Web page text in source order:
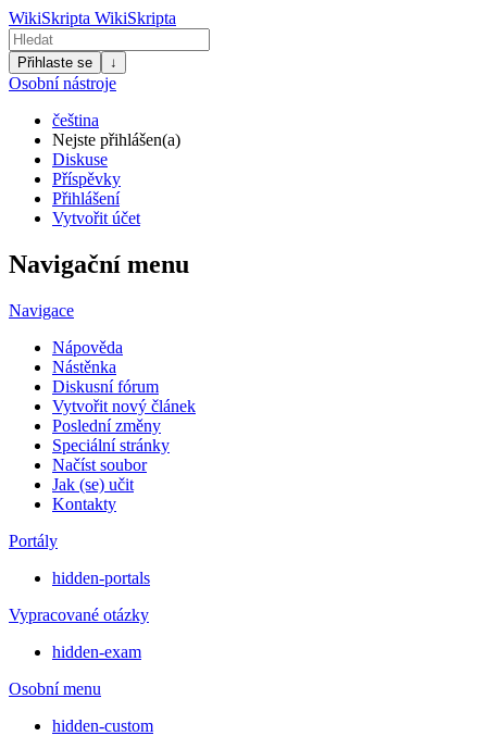
WikiSkripta WikiSkripta
Přihlaste se ↓
Osobní nástroje
čeština
Nejste přihlášen(a)
Diskuse
Příspěvky
Přihlášení
Vytvořit účet
Navigační menu
Navigace
Nápověda
Nástěnka
Diskusní fórum
Vytvořit nový článek
Poslední změny
Speciální stránky
Načíst soubor
Jak (se) učit
Kontakty
Portály
hidden-portals
Vypracované otázky
hidden-exam
Osobní menu
hidden-custom